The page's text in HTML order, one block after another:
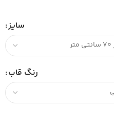
سایز
رنگ قاب